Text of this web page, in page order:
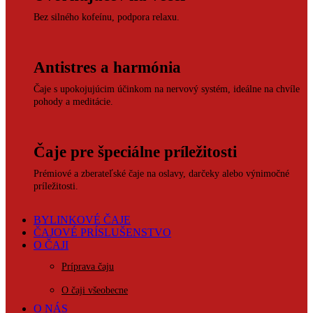
Bez silného kofeínu, podpora relaxu.
Antistres a harmónia
Čaje s upokojujúcim účinkom na nervový systém, ideálne na chvíle
pohody a meditácie.
Čaje pre špeciálne príležitosti
Prémiové a zberateľské čaje na oslavy, darčeky alebo výnimočné
príležitosti.
BYLINKOVÉ ČAJE
ČAJOVÉ PRÍSLUŠENSTVO
O ČAJI
Príprava čaju
O čaji všeobecne
O NÁS